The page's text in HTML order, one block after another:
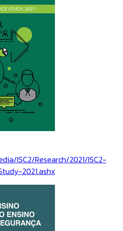
ISC2/Research/2021/ISC2-
2021.ashx